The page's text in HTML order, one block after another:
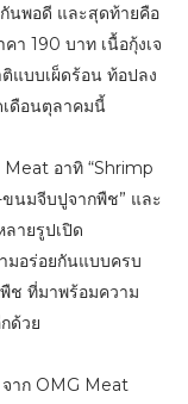
นพอดี และสุดท้ายคือ
า 190 บาท เนื้อกุ้งเจ
แบบเผ็ดร้อน ท้อปลง
ดือนตุลาคมนี้
อาทิ “Shrimp
ขนมจีบปูจากพืช” และ
ายรูปเปิด
มอร่อยกันแบบครบ
ช ที่มาพร้อมความ
ด้วย
าก OMG Meat